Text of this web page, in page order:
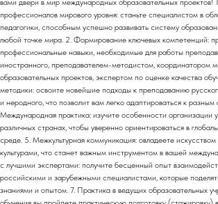
вами двери в мир международных образовательных проектов!
профессионалов мирового уровня: станьте специалистом в
педагогики, способным успешно развивать систему
любой точке мира. 2. Формирование ключевых компетенций:
профессиональные навыки, необходимые для работы
иностранного, преподавателем-методистом, координатором
образовательных проектов, экспертом по оценке качества
методики: освоите новейшие подходы к преподаванию
и неродного, что позволит вам легко адаптироваться к разным
Международная практика: изучите особенности организации
различных странах, чтобы уверенно ориентироваться в
среде. 5. Межкультурная коммуникация: овладеете
культурами, что станет важным инструментом в вашей
с лучшими экспертами: получите бесценный опыт
российскими и зарубежными специалистами, которые
знаниями и опытом. 7. Практика в ведущих образовательных